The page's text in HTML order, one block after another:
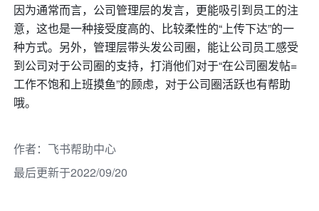
因为通常而言，公司管理层的发言，更能吸引到员工的注
意，这也是一种接受度高的、比较柔性的“上传下达”的一
种方式。另外，管理层带头发公司圈，能让公司员工感受
到公司对于公司圈的支持，打消他们对于“在公司圈发帖=
工作不饱和上班摸鱼”的顾虑，对于公司圈活跃也有帮助
哦。
作者： 飞书帮助中心
最后更新于2022/09/20